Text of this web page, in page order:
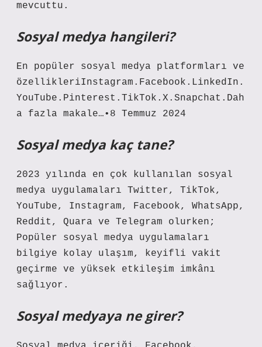
mevcuttu.
Sosyal medya hangileri?
En popüler sosyal medya platformları ve
özellikleriInstagram.Facebook.LinkedIn.
YouTube.Pinterest.TikTok.X.Snapchat.Dah
a fazla makale…•8 Temmuz 2024
Sosyal medya kaç tane?
2023 yılında en çok kullanılan sosyal
medya uygulamaları Twitter, TikTok,
YouTube, Instagram, Facebook, WhatsApp,
Reddit, Quara ve Telegram olurken;
Popüler sosyal medya uygulamaları
bilgiye kolay ulaşım, keyifli vakit
geçirme ve yüksek etkileşim imkânı
sağlıyor.
Sosyal medyaya ne girer?